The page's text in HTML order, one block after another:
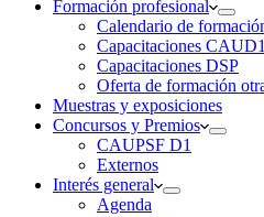
Formación profesional
Calendario de
Capacitaciones CAUD1
Capacitaciones DSP
Oferta de formación
Muestras y exposiciones
Concursos y Premios
CAUPSF D1
Externos
Interés general
Agenda